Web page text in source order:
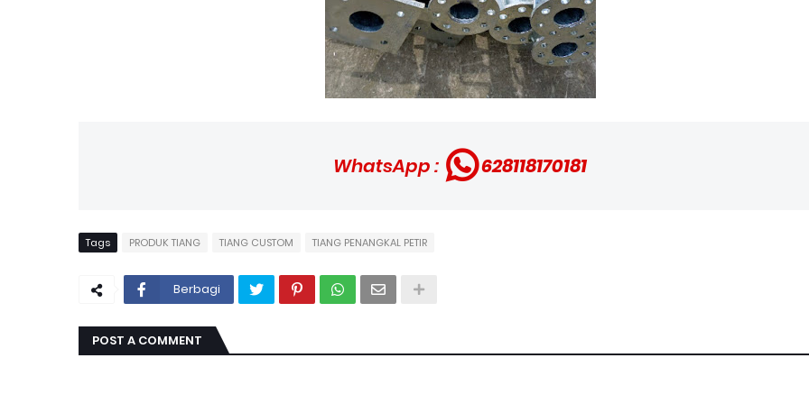
WhatsApp : 628118170181
Tags PRODUK TIANG TIANG CUSTOM TIANG PENANGKAL PETIR
Berbagi
POST A COMMENT